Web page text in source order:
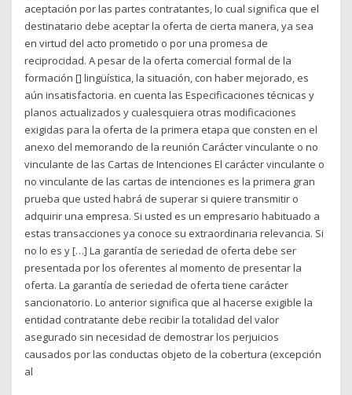
aceptación por las partes contratantes, lo cual significa que el
destinatario debe aceptar la oferta de cierta manera, ya sea
en virtud del acto prometido o por una promesa de
reciprocidad. A pesar de la oferta comercial formal de la
formación [] lingüística, la situación, con haber mejorado, es
aún insatisfactoria. en cuenta las Especificaciones técnicas y
planos actualizados y cualesquiera otras modificaciones
exigidas para la oferta de la primera etapa que consten en el
anexo del memorando de la reunión Carácter vinculante o no
vinculante de las Cartas de Intenciones El carácter vinculante o
no vinculante de las cartas de intenciones es la primera gran
prueba que usted habrá de superar si quiere transmitir o
adquirir una empresa. Si usted es un empresario habituado a
estas transacciones ya conoce su extraordinaria relevancia. Si
no lo es y […] La garantía de seriedad de oferta debe ser
presentada por los oferentes al momento de presentar la
oferta. La garantía de seriedad de oferta tiene carácter
sancionatorio. Lo anterior significa que al hacerse exigible la
entidad contratante debe recibir la totalidad del valor
asegurado sin necesidad de demostrar los perjuicios
causados por las conductas objeto de la cobertura (excepción
al